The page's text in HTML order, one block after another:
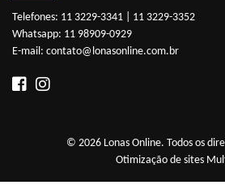
Telefones: 11 3229-3341
11 3229-3352
Whatsapp: 11 98909-0929
E-mail: contato@lonasonline.com.br
© 2026 Lonas Online. Todos os
Otimização de sites